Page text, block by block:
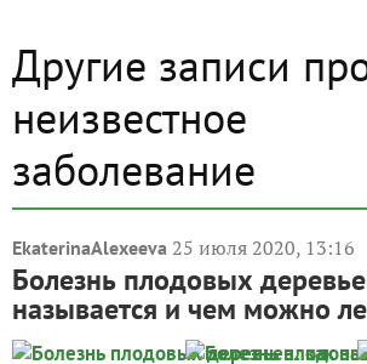
Другие записи
неизвестное
заболевание
EkaterinaAlexeeva 25 июля 2020, 13:16
Болезнь плодовых
называется и чем можно